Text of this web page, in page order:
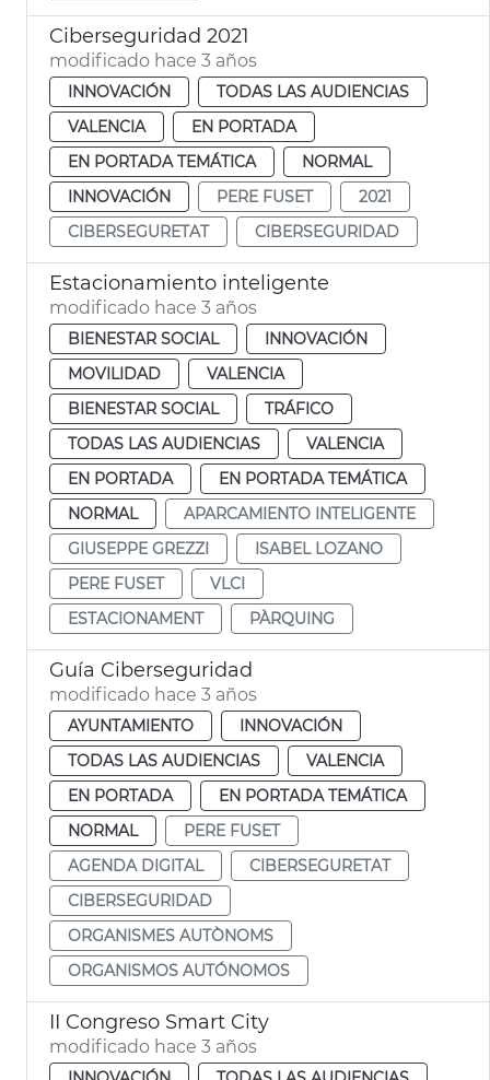
Ciberseguridad 2021
modificado hace 3 años
INNOVACIÓN
TODAS LAS AUDIENCIAS
VALENCIA
EN PORTADA
EN PORTADA TEMÁTICA
NORMAL
INNOVACIÓN
PERE FUSET
2021
CIBERSEGURETAT
CIBERSEGURIDAD
Estacionamiento inteligente
modificado hace 3 años
BIENESTAR SOCIAL
INNOVACIÓN
MOVILIDAD
VALENCIA
BIENESTAR SOCIAL
TRÁFICO
TODAS LAS AUDIENCIAS
VALENCIA
EN PORTADA
EN PORTADA TEMÁTICA
NORMAL
APARCAMIENTO INTELIGENTE
GIUSEPPE GREZZI
ISABEL LOZANO
PERE FUSET
VLCI
ESTACIONAMENT
PÀRQUING
Guía Ciberseguridad
modificado hace 3 años
AYUNTAMIENTO
INNOVACIÓN
TODAS LAS AUDIENCIAS
VALENCIA
EN PORTADA
EN PORTADA TEMÁTICA
NORMAL
PERE FUSET
AGENDA DIGITAL
CIBERSEGURETAT
CIBERSEGURIDAD
ORGANISMES AUTÒNOMS
ORGANISMOS AUTÓNOMOS
II Congreso Smart City
modificado hace 3 años